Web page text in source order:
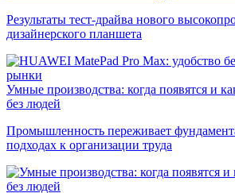
Результаты тест-драйва нового
дизайнерского планшета
рынки
Умные производства: когда появятся и
без людей
Промышленность переживает
подходах к организации труда